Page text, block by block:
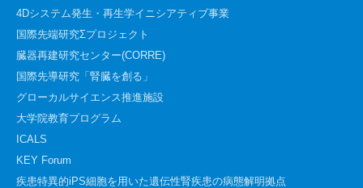
4Dシステム発生・再生学イニシアティブ事業
国際先端研究Σプロジェクト
臓器再建研究センター(CORRE)
国際先導研究「腎臓を創る」
グローカルサイエンス推進施設
大学院教育プログラム
ICALS
KEY Forum
疾患特異的iPS細胞を用いた遺伝性腎疾患の病態解明拠点